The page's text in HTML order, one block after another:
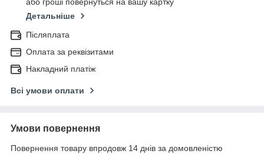
або гроші повернуться на вашу картку
Детальніше
Післяплата
Оплата за реквізитами
Накладний платіж
Всі умови оплати
Умови повернення
Повернення товару впродовж 14 днів за домовленістю